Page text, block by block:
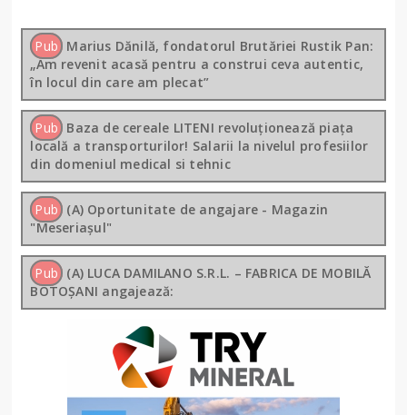
Pub Marius Dănilă, fondatorul Brutăriei Rustik Pan:
„Am revenit acasă pentru a construi ceva autentic,
în locul din care am plecat”
Pub Baza de cereale LITENI revoluționează piața
locală a transporturilor! Salarii la nivelul profesiilor
din domeniul medical si tehnic
Pub (A) Oportunitate de angajare - Magazin
"Meseriașul"
Pub (A) LUCA DAMILANO S.R.L. – FABRICA DE MOBILĂ
BOTOȘANI angajează: